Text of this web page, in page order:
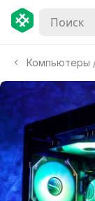
Компьютеры